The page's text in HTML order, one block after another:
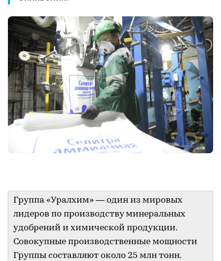
Группа «Уралхим» — один из мировых
лидеров по производству минеральных
удобрений и химической продукции.
Совокупные производственные мощности
Группы составляют около 25 млн тонн.